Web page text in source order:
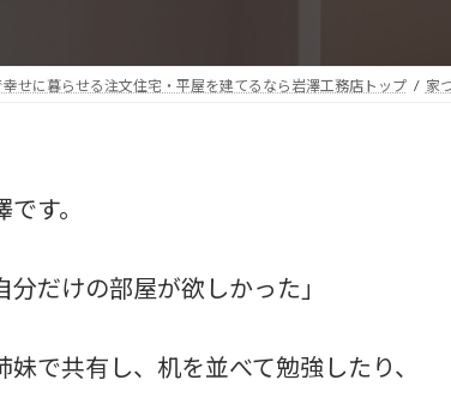
せに暮らせる注文住宅・平屋を建てるなら岩澤工務店トップ 家
す。
分だけの部屋が欲しかった」
妹で共有し、机を並べて勉強したり、